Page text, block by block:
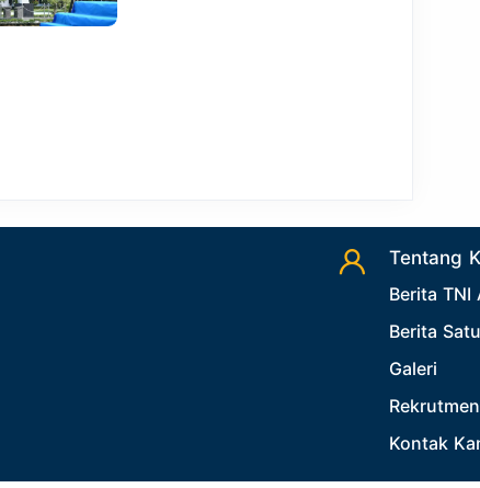
Tentang
Berita TNI
Berita
Galeri
Rekrutmen
Kontak